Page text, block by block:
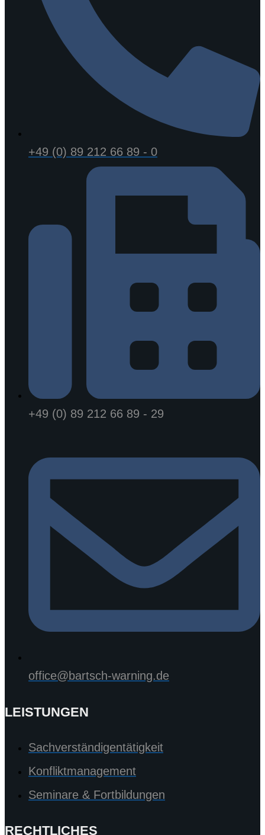
+49 (0) 89 212 66 89 - 0
+49 (0) 89 212 66 89 - 29
office@bartsch-warning.de
LEISTUNGEN
Sachverständigentätigkeit
Konfliktmanagement
Seminare & Fortbildungen
RECHTLICHES